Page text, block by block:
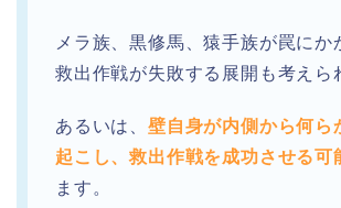
メラ族、黒修馬、猿手族が罠にか
救出作戦が失敗する展開も考えら
あるいは、 壁自身が内側から何ら
起こし、救出作戦を成功させる可
ます。